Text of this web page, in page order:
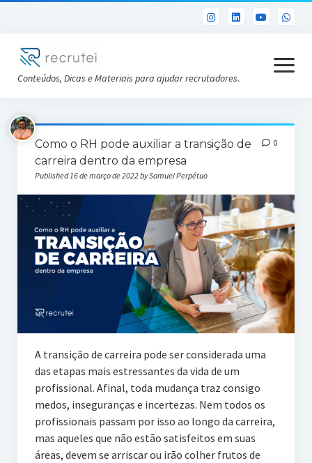
Conteúdos, Dicas e Materiais para ajudar recrutadores.
open
menu
Já sou Cliente
Conheça a Recrutei
Cursos RH gratuitos
Análise DISC gratuita
Como o RH pode auxiliar a transição de
carreira dentro da empresa
Published 16 de março de 2022 by Samuel Perpétuo
0
A transição de carreira pode ser considerada uma
das etapas mais estressantes da vida de um
profissional. Afinal, toda mudança traz consigo
medos, inseguranças e incertezas. Nem todos os
profissionais passam por isso ao longo da carreira,
mas aqueles que não estão satisfeitos em suas
áreas, devem se arriscar ou irão colher frutos de